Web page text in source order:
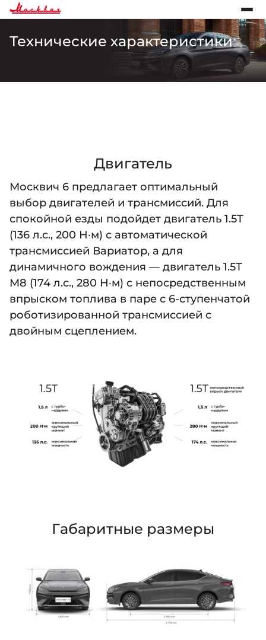
Технические характеристики
Двигатель
Москвич 6 предлагает оптимальный
выбор двигателей и трансмиссий. Для
спокойной езды подойдет двигатель 1.5Т
(136 л.с., 200 Н·м) с автоматической
трансмиссией Вариатор, а для
динамичного вождения — двигатель 1.5Т
M8 (174 л.с., 280 Н·м) с непосредственным
впрыском топлива в паре с 6-ступенчатой
роботизированной трансмиссией с
двойным сцеплением.
Габаритные размеры